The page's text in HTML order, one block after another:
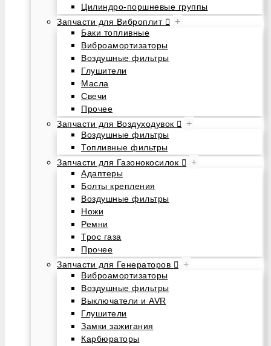
Цилиндро-поршневые группы
Запчасти для Виброплит
+
Баки топливные
Виброамортизаторы
Воздушные фильтры
Глушители
Масла
Свечи
Прочее
Запчасти для Воздуходувок
+
Воздушные фильтры
Топливные фильтры
Запчасти для Газонокосилок
+
Адаптеры
Болты крепления
Воздушные фильтры
Ножи
Ремни
Трос газа
Прочее
Запчасти для Генераторов
+
Виброамортизаторы
Воздушные фильтры
Выключатели и AVR
Глушители
Замки зажигания
Карбюраторы